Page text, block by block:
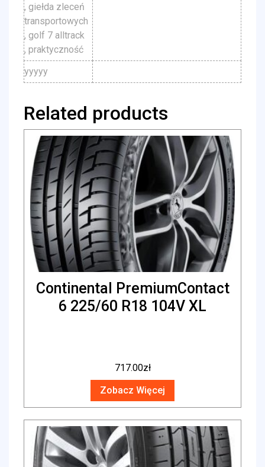
, giełda zleceń
transportowych
, golf 7 alltrack
, praktyczność
yyyyy
Related products
Continental PremiumContact
6 225/60 R18 104V XL
717.00zł
Zobacz Więcej